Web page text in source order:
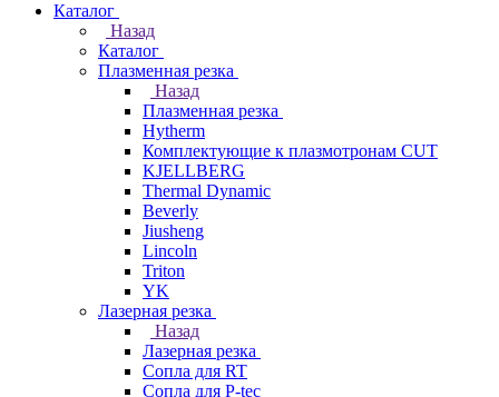
Каталог
Назад
Каталог
Плазменная резка
Назад
Плазменная резка
Hytherm
Комплектующие к плазмотронам CUT
KJELLBERG
Thermal Dynamic
Beverly
Jiusheng
Lincoln
Triton
YK
Лазерная резка
Назад
Лазерная резка
Сопла для RT
Сопла для P-tec